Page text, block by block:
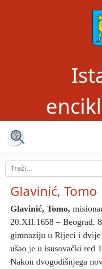
Glavinić, Tomo
Glavinić, Tomo,
20.XII.1658 – Beograd,
gimnaziju u Rijeci i
ušao je u isusovački red
Nakon dvogodišnjega